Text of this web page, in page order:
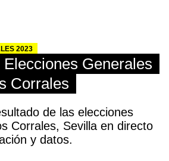
2023
Generales
Corrales
de las elecciones
Corrales, Sevilla en directo
y datos.